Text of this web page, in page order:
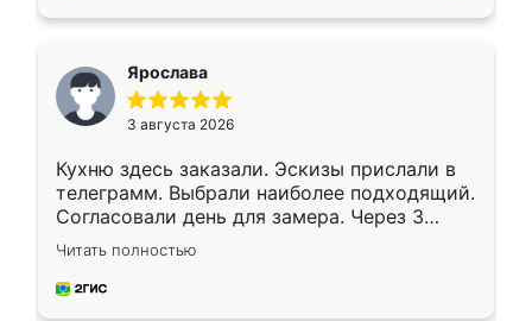
Ярослава
3 августа 2026
Кухню здесь заказали. Эскизы прислали в
телеграмм. Выбрали наиболее подходящий.
Согласовали день для замера. Через 3
недели кухня была уже готова. Остались
довольны работой. Спасибо Ренессанс
мебель за качественную работу!
Читать полностью